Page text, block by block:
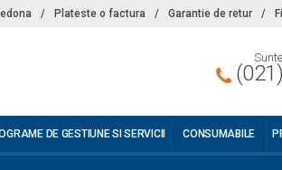
/ Plateste o factura / Garantie de retur /
DE GESTIUNE SI SERVICII CONSUMABILE